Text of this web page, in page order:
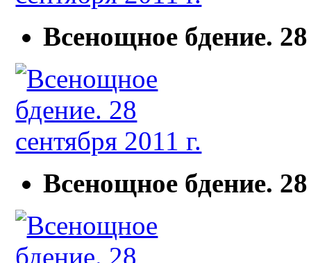
Всенощное бдение.
Всенощное бдение.